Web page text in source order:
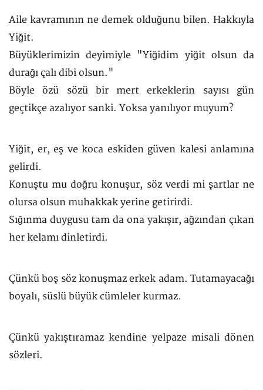
Aile kavramının ne demek olduğunu bilen. Hakkıyla
Yiğit.
Büyüklerimizin deyimiyle "Yiğidim yiğit olsun da
durağı çalı dibi olsun."
Böyle özü sözü bir mert erkeklerin sayısı gün
geçtikçe azalıyor sanki. Yoksa yanılıyor muyum?
Yiğit, er, eş ve koca eskiden güven kalesi anlamına
gelirdi.
Konuştu mu doğru konuşur, söz verdi mi şartlar ne
olursa olsun muhakkak yerine getirirdi.
Sığınma duygusu tam da ona yakışır, ağzından çıkan
her kelamı dinletirdi.
Çünkü boş söz konuşmaz erkek adam. Tutamayacağı
boyalı, süslü büyük cümleler kurmaz.
Çünkü yakıştıramaz kendine yelpaze misali dönen
sözleri.